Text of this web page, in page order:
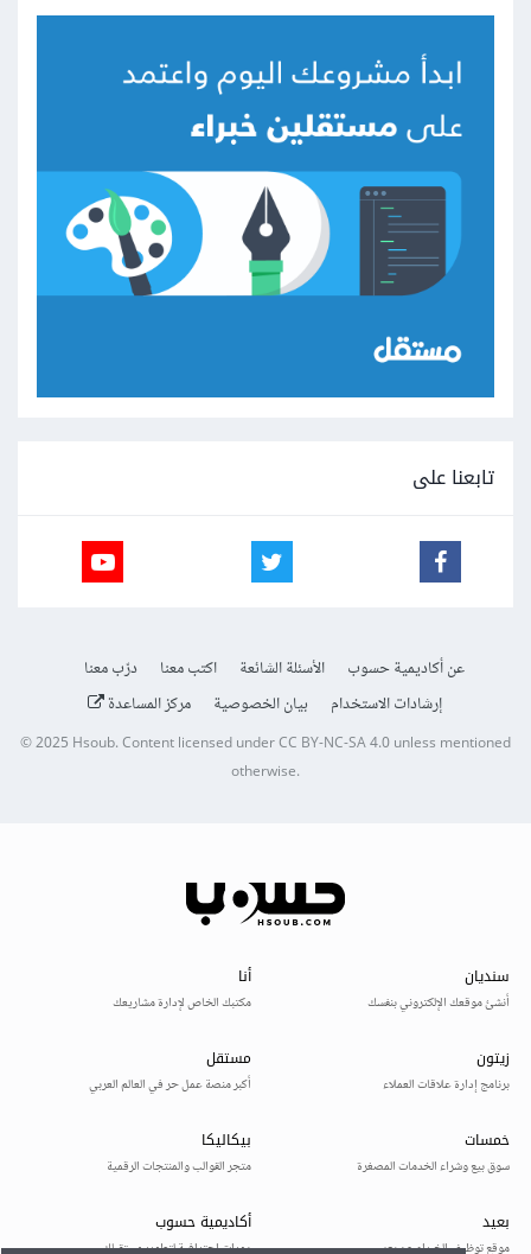
تابعنا على
عن أكاديمية حسوب الأسئلة الشائعة اكتب معنا
درّب معنا
إرشادات الاستخدام
بيان الخصوصية مركز المساعدة
© 2025Hsoub.Content licensed underCC BY-NC-SA 4.0unless mentioned
otherwise.